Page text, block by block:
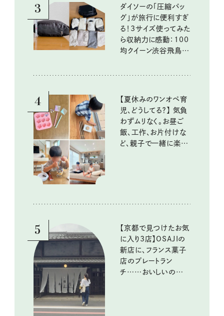
3
ダイソーの「圧縮バッ
グ」が旅行に便利すぎ
る！3サイズ使ってみた
ら収納力に感動：100
均クイーン渋谷飛鳥の
4
【夏休みのワンオペ育
児、どうしてる？】 気負
わずムリなく。お昼ご
飯、工作、お片付けな
ど、親子で一緒に楽し
5
【京都で見つけたお気
に入り3店】OSAJIの
新店に、フランス菓子
店のプレートラン
チ……おいしいのんび